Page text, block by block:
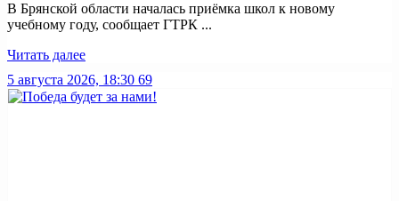
В Брянской области началась приёмка школ к новому
учебному году, сообщает ГТРК ...
Читать далее
5 августа 2026, 18:30 69